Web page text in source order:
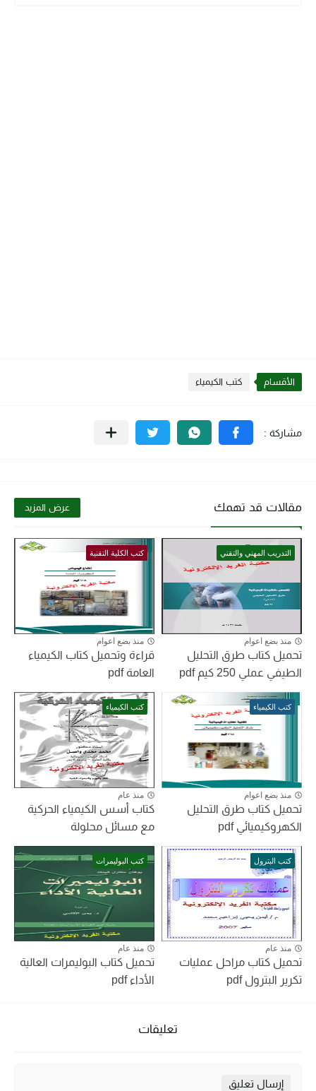
الأقسام كتب الكيمياء
مقالات قد تهمك عرض المزيد
التدريب المهني والتقني
منذ بضع اعوام
تحميل كتاب طرق التحليل
الطيفي عملي 250 كيم pdf
كتب الكلية التقنية
منذ بضع اعوام
قراءة وتحميل كتاب الكيمياء
العامة pdf
كتب الكيمياء
منذ بضع اعوام
تحميل كتاب طرق التحليل
الكهروكيميائي pdf
كتب الكيمياء
منذ عام
كتاب أسس الكيمياء الحركية
مع مسائل محلولة
كتب البترول
منذ عام
تحميل كتاب مراحل عمليات
تكرير البترول pdf
كتب البوليمرات
منذ عام
تحميل كتاب البوليمرات العالية
الأداء pdf
تعليقات
إرسال تعليق